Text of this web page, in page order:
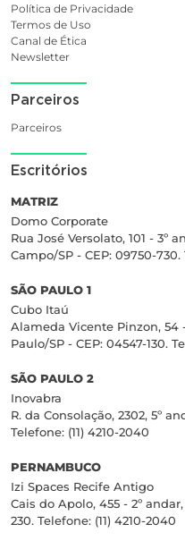
Política de Privacidade
Termos de Uso
Canal de Ética
Newsletter
Parceiros
Parceiros
Escritórios
MATRIZ
Domo Corporate
Rua José Versolato, 101 - 3º
Campo/SP - CEP: 09750-730.
SÃO PAULO 1
Cubo Itaú
Alameda Vicente Pinzon, 54
Paulo/SP - CEP: 04547-130.
SÃO PAULO 2
Inovabra
R. da Consolação, 2302, 5º
Telefone: (11) 4210-2040
PERNAMBUCO
Izi Spaces Recife Antigo
Cais do Apolo, 455 - 2º
230. Telefone: (11) 4210-2040